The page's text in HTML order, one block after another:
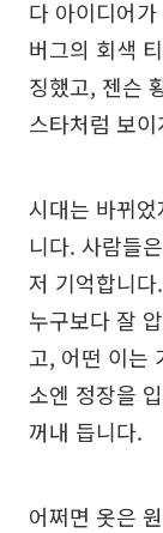
다 아이디어
버그의 회색
징했고, 젠슨
스타처럼 보
시대는 바뀌
니다. 사람들
저 기억합니
누구보다 잘
고, 어떤 이는
소엔 정장을
꺼내 듭니다.
어쩌면 옷은